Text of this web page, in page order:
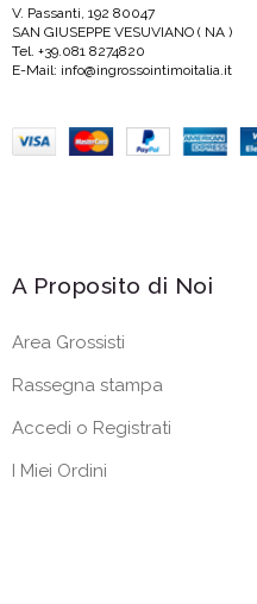
V. Passanti, 192 80047
SAN GIUSEPPE VESUVIANO ( NA )
Tel. +39.081 8274820
E-Mail: info@ingrossointimoitalia.it
A Proposito di Noi
Area Grossisti
Rassegna stampa
Accedi o Registrati
I Miei Ordini